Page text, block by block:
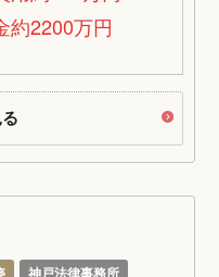
約2200万円
神戸法律事務所